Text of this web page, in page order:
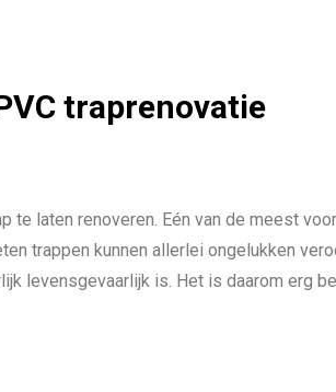
traprenovatie
te laten renoveren. Eén van de meest
trappen kunnen allerlei ongelukken
levensgevaarlijk is. Het is daarom erg